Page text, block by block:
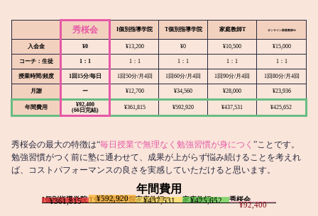
秀桜会 I個別指導学院 T個別指導学院 家庭教師T オンライン家庭教師M
入会金 ¥0 ¥13,200 ¥0 ¥10,500 ¥15,000
コーチ：生徒 1：1 1：1 1：1 1：1 1：1
授業時間/頻度 1回15分/毎日 1回50分/月4回 1回60分/月4回 1回90分/月4回 1回80分/月4回
月謝 ー ¥12,700 ¥34,560 ¥28,000 ¥23,936
年間費用
¥92,400
(66日完結)
¥361,815 ¥592,920 ¥437,531 ¥425,652
秀桜会の最大の特徴は“毎日授業で無理なく勉強習慣が身につく ”ことです。
勉強習慣がつく前に塾に通わせて、成果が上がらず悩み続けることを考えれ
ば、コストパフォーマンスの良さを実感していただけると思います。
年間費用
I個別指導学院
¥361,815 T個別指導学院
¥592,920 家庭教師T
¥437,531 家庭教師M
¥425,652 秀桜会
¥92,400